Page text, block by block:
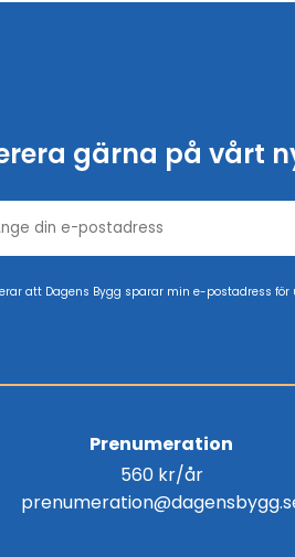
gärna på vårt
att Dagens Bygg sparar min e-postadress för
Prenumeration
560 kr/år